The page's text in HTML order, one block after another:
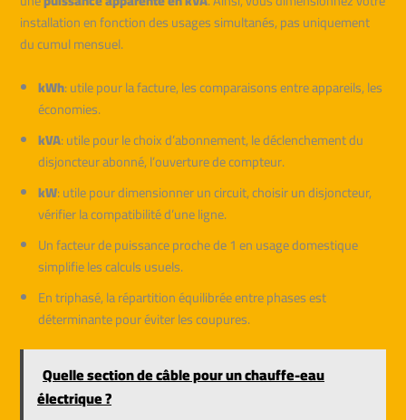
installation en fonction des usages simultanés, pas uniquement
du cumul mensuel.
kWh: utile pour la facture, les comparaisons entre appareils, les
économies.
kVA: utile pour le choix d’abonnement, le déclenchement du
disjoncteur abonné, l’ouverture de compteur.
kW: utile pour dimensionner un circuit, choisir un disjoncteur,
vérifier la compatibilité d’une ligne.
Un facteur de puissance proche de 1 en usage domestique
simplifie les calculs usuels.
En triphasé, la répartition équilibrée entre phases est
déterminante pour éviter les coupures.
Quelle section de câble pour un chauffe-eau
électrique ?